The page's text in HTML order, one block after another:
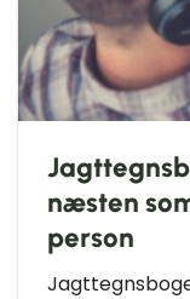
næsten
person